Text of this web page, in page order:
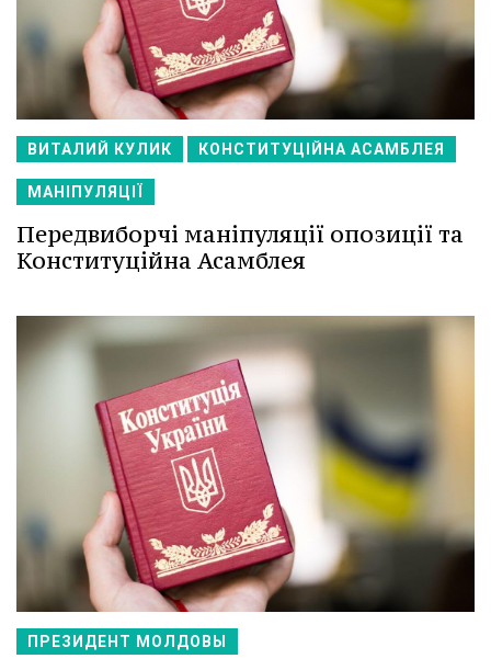
ВИТАЛИЙ КУЛИК КОНСТИТУЦІЙНА АСАМБЛЕЯ
МАНІПУЛЯЦІЇ
Передвиборчі маніпуляції опозиції та
Конституційна Асамблея
ПРЕЗИДЕНТ МОЛДОВЫ